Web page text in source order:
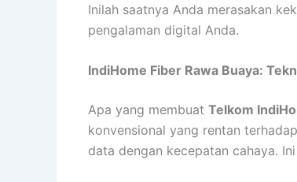
Inilah saatnya Anda merasakan
pengalaman digital Anda.
IndiHome Fiber Rawa Buaya:
Apa yang membuat Telkom
konvensional yang rentan
data dengan kecepatan cahaya.